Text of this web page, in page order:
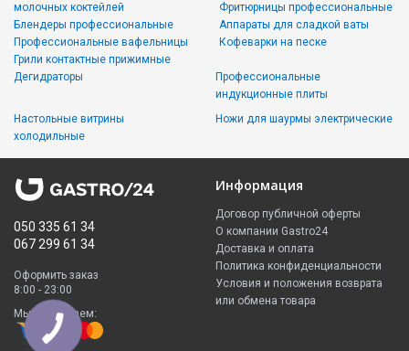
молочных коктейлей
Блендеры профессиональные
Профессиональные вафельницы
Грили контактные прижимные
Фритюрницы профессиональные
Аппараты для сладкой ваты
Кофеварки на песке
Дегидраторы
Настольные витрины
холодильные
Профессиональные
индукционные плиты
Ножи для шаурмы электрические
050 335 61 34
067 299 61 34
Оформить заказ
8:00 - 23:00
Мы принимаем:
Информация
Договор публичной оферты
О компании Gastro24
Доставка и оплата
Политика конфиденциальности
Условия и положения возврата
или обмена товара